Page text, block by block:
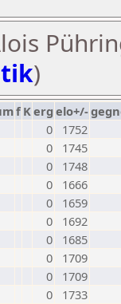
)
f Kerg elo+/-
0
1752
0
1745
0
1748
0
1666
0
1659
0
1692
0
1685
0
1709
0
1709
0
1733